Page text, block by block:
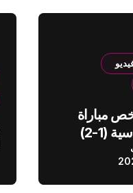
مباراة
الهلال والقادسية (1-2)